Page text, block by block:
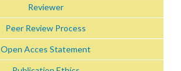
Reviewer
Peer Review Process
Open Acces Statement